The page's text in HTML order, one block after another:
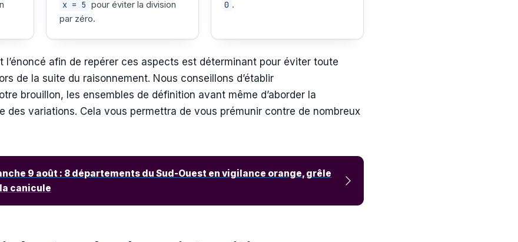
x = 5 pour éviter la division
par zéro.
0 .
l’énoncé afin de repérer ces aspects est déterminant pour éviter toute
de la suite du raisonnement. Nous conseillons d’établir
brouillon, les ensembles de définition avant même d’aborder la
des variations. Cela vous permettra de vous prémunir contre de nombreux
9 août : 8 départements du Sud-Ouest en vigilance orange, grêle
canicule